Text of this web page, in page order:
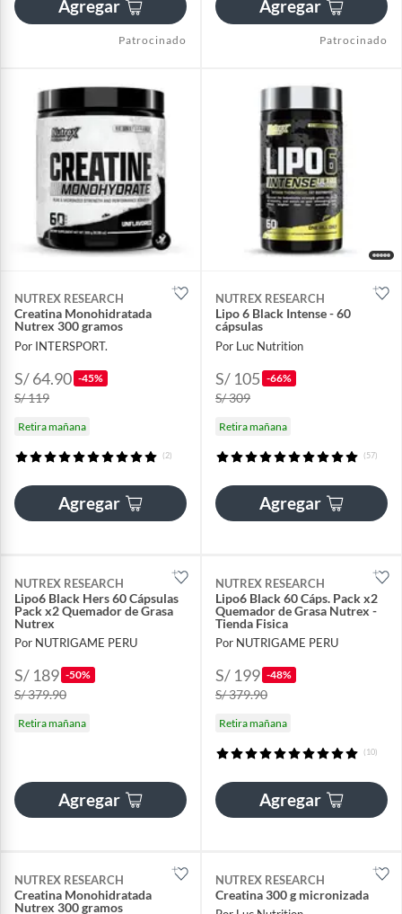
Agregar
Patrocinado
Agregar
Patrocinado
NUTREX RESEARCH
Creatina Monohidratada
Nutrex 300 gramos
Por INTERSPORT.
S/ 64.90 -45%
S/ 119
Retira mañana
(2)
Agregar
NUTREX RESEARCH
Lipo 6 Black Intense - 60
cápsulas
Por Luc Nutrition
S/ 105 -66%
S/ 309
Retira mañana
(57)
Agregar
NUTREX RESEARCH
Lipo6 Black Hers 60 Cápsulas
Pack x2 Quemador de Grasa
Nutrex
Por NUTRIGAME PERU
S/ 189 -50%
S/ 379.90
Retira mañana
Agregar
NUTREX RESEARCH
Lipo6 Black 60 Cáps. Pack x2
Quemador de Grasa Nutrex -
Tienda Fisica
Por NUTRIGAME PERU
S/ 199 -48%
S/ 379.90
Retira mañana
(10)
Agregar
NUTREX RESEARCH
Creatina Monohidratada
Nutrex 300 gramos
NUTREX RESEARCH
Creatina 300 g micronizada